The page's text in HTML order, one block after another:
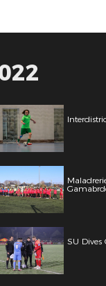
SU Dives